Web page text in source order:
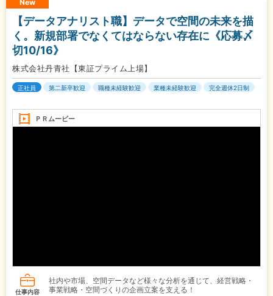
New
【データアナリスト職】データで空間の未来を描
く。新規部署でなくてはならない存在に《応募〆
切10/16》
株式会社丹青社【東証プライム上場】
正社員 第二新卒歓迎 職種未経験歓迎 業種未経験歓迎 完全週休2日制
ＰＲムービー
仕事内容
社内や市場、空間データなど様々な分析を通じて、経営戦略・
事業戦略・空間づくりの企画立案を支える！